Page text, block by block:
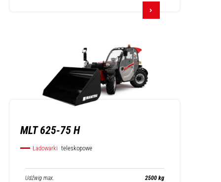
MLT 625-75 H
Ładowarki teleskopowe
Udźwig max. 2500 kg